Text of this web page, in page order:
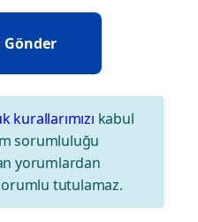
kurallarımızı kabul
sorumluluğu
yorumlardan
tutulamaz.